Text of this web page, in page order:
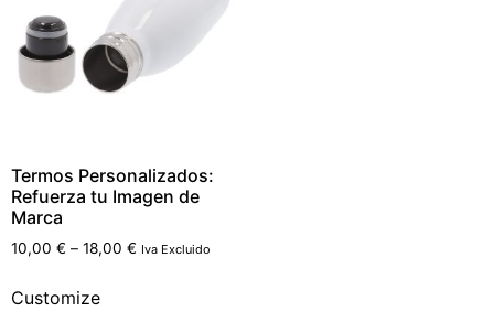
Termos Personalizados:
Refuerza tu Imagen de
Marca
10,00 € – 18,00 € Iva Excluido
Customize